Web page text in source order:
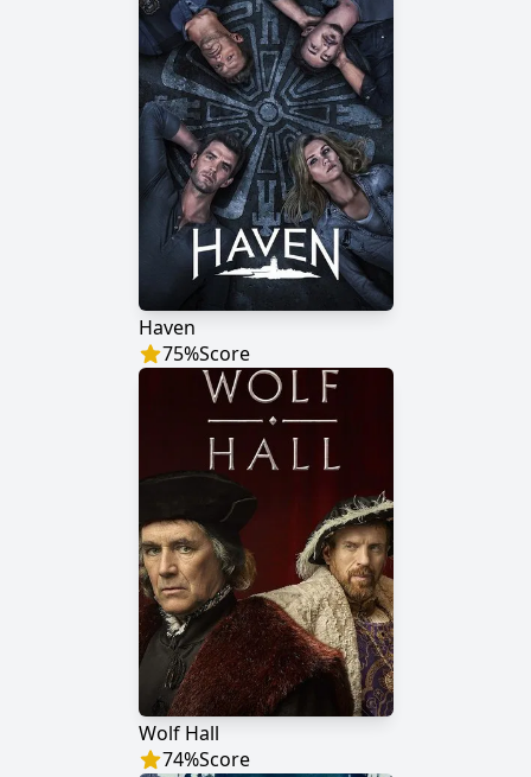
Haven
75%Score
Wolf Hall
74%Score